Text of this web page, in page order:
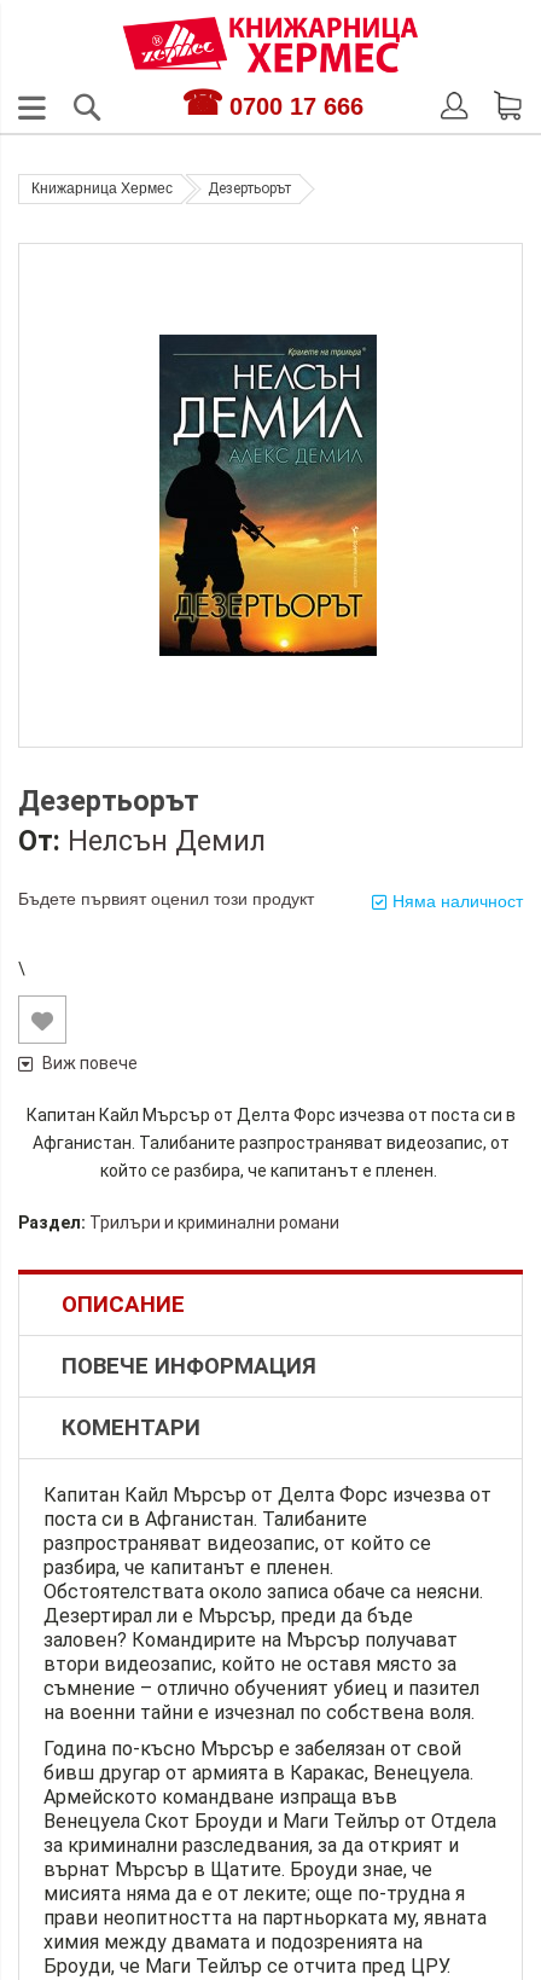
0700 17 666
Книжарница Хермес Дезертьорът
Дезертьорът
От: Нелсън Демил
Няма наличност
Бъдете първият оценил този продукт
\
Виж повече
Капитан Кайл Мърсър от Делта Форс изчезва от поста си в
Афганистан. Талибаните разпространяват видеозапис, от
който се разбира, че капитанът е пленен.
Раздел: Трилъри и криминални романи
ОПИСАНИЕ
ПОВЕЧЕ ИНФОРМАЦИЯ
КОМЕНТАРИ
Капитан Кайл Мърсър от Делта Форс изчезва от
поста си в Афганистан. Талибаните
разпространяват видеозапис, от който се
разбира, че капитанът е пленен.
Обстоятелствата около записа обаче са неясни.
Дезертирал ли е Мърсър, преди да бъде
заловен? Командирите на Мърсър получават
втори видеозапис, който не оставя място за
съмнение – отлично обученият убиец и пазител
на военни тайни е изчезнал по собствена воля.
Година по-късно Мърсър е забелязан от свой
бивш другар от армията в Каракас, Венецуела.
Армейското командване изпраща във
Венецуела Скот Броуди и Маги Тейлър от Отдела
за криминални разследвания, за да открият и
върнат Мърсър в Щатите. Броуди знае, че
мисията няма да е от леките; още по-трудна я
прави неопитността на партньорката му, явната
химия между двамата и подозренията на
Броуди, че Маги Тейлър се отчита пред ЦРУ.